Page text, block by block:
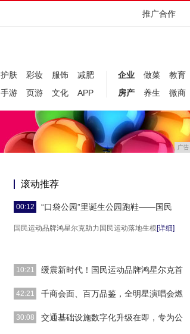
推广合作
护肤 彩妆 服饰
减肥
手游 页游 文化 APP
企业 做菜
教育
房产
养生 微商
广告
滚动推荐
00:12 “口袋公园”里诞生公园跑鞋——国民
国民运动品牌鸿星尔克助力国民运动落地生根 [详细]
10:21 缓震新时代！国民运动品牌鸿星尔克首
缓震新时代！国民运动品牌鸿星尔克首创公园跑鞋[详细]
42:21 千商会面、百万品鉴，全明星演唱会燃
赏西安风华,品郎酒价值盛会。7月10日,“中国郎千商联谊
30:08 交通基础设施数字化升级在即，专为公